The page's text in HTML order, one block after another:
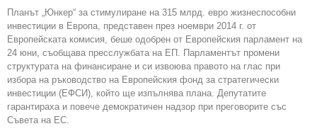
Планът „Юнкер“ за стимулиране на 315 млрд. евро жизнеспособни
инвестиции в Европа, представен през ноември 2014 г. от
Европейската комисия, беше одобрен от Европейския парламент на
24 юни, съобщава пресслужбата на ЕП. Парламентът промени
структурата на финансиране и си извоюва правото на глас при
избора на ръководство на Европейския фонд за стратегически
инвестиции (ЕФСИ), който ще изпълнява плана. Депутатите
гарантираха и повече демократичен надзор при преговорите със
Съвета на ЕС.